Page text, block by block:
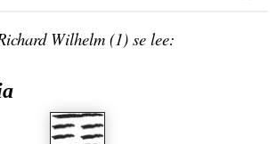
Wilhelm (1) se lee: